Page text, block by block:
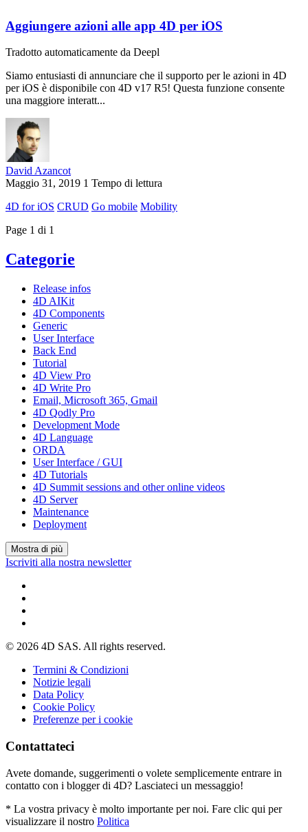
Aggiungere azioni alle app 4D per iOS
Tradotto automaticamente da Deepl
Siamo entusiasti di annunciare che il supporto per le azioni in 4D
per iOS è disponibile con 4D v17 R5! Questa funzione consente
una maggiore interatt...
David Azancot
Maggio 31, 2019 1 Tempo di lettura
4D for iOS CRUD Go mobile Mobility
Page 1 di 1
Categorie
Release infos
4D AIKit
4D Components
Generic
User Interface
Back End
Tutorial
4D View Pro
4D Write Pro
Email, Microsoft 365, Gmail
4D Qodly Pro
Development Mode
4D Language
ORDA
User Interface / GUI
4D Tutorials
4D Summit sessions and other online videos
4D Server
Maintenance
Deployment
Mostra di più
Iscriviti alla nostra newsletter
© 2026 4D SAS. All rights reserved.
Termini & Condizioni
Notizie legali
Data Policy
Cookie Policy
Preferenze per i cookie
Contattateci
Avete domande, suggerimenti o volete semplicemente entrare in
contatto con i blogger di 4D? Lasciateci un messaggio!
* La vostra privacy è molto importante per noi. Fare clic qui per
visualizzare il nostro Politica